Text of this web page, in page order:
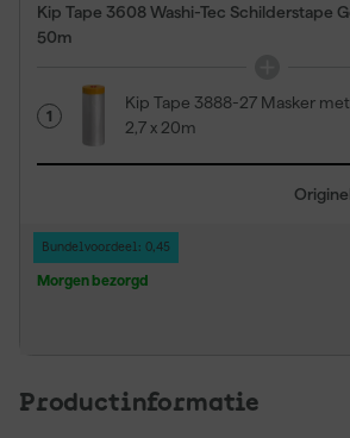
Kip Tape 3608 Washi-Tec Schilderstape
50m
1
Kip Tape 3888-27 Masker
2,7 x 20m
Bundelvoordeel: 0,45
Morgen bezorgd
Productinformatie